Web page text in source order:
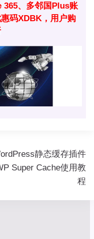
、多邻国Plus账
码XDBK，用户购
静态缓存插件
Super Cache使用教
程